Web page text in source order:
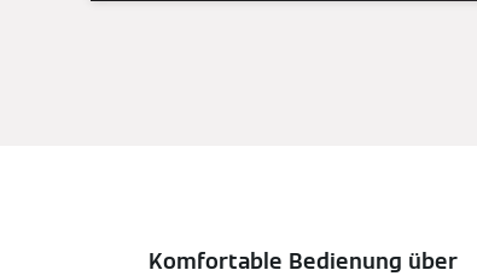
Komfortable Bedienung über